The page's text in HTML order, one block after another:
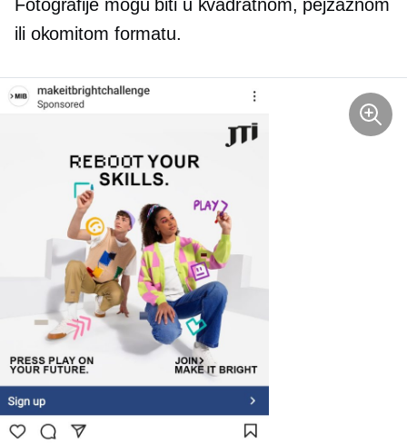
Fotografije mogu biti u kvadratnom, pejzažnom
ili okomitom formatu.